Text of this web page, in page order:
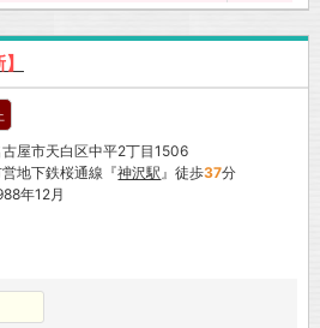
屋市天白区中平2丁目1506
地下鉄桜通線『神沢駅』徒歩37分
年12月